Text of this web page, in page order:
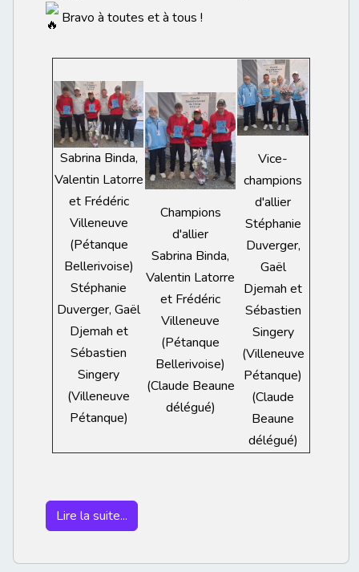
Bravo à toutes et à tous !
Sabrina Binda,
Valentin Latorre
et Frédéric
Villeneuve
(Pétanque
Bellerivoise)
Stéphanie
Duverger, Gaël
Djemah et
Sébastien
Singery
(Villeneuve
Pétanque)
Champions
d'allier
Sabrina Binda,
Valentin Latorre
et Frédéric
Villeneuve
(Pétanque
Bellerivoise)
(Claude Beaune
délégué)
Vice-
champions
d'allier
Stéphanie
Duverger,
Gaël
Djemah et
Sébastien
Singery
(Villeneuve
Pétanque)
(Claude
Beaune
délégué)
Lire la suite...